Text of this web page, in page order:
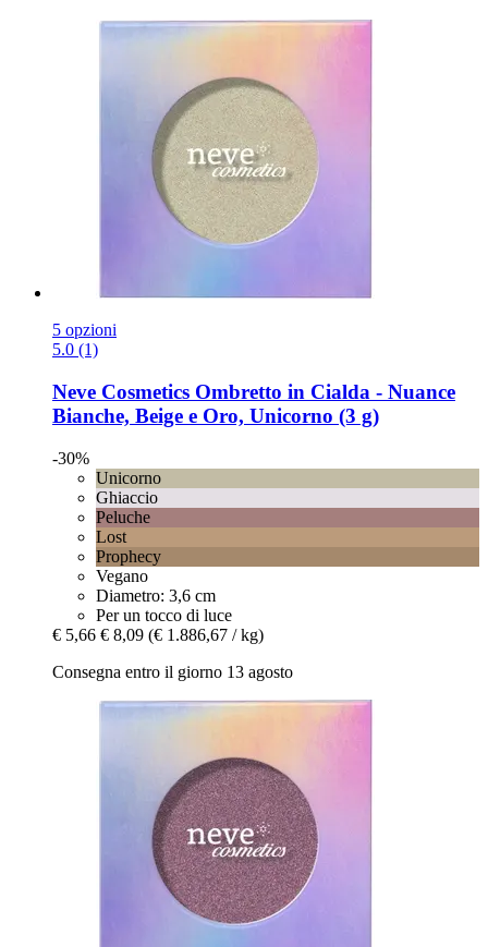
5 opzioni
5.0 (1)
Neve Cosmetics Ombretto in Cialda -​ Nuance
Bianche, Beige e Oro, Unicorno (3 g)
-30%
Unicorno
Ghiaccio
Peluche
Lost
Prophecy
Vegano
Diametro: 3,6 cm
Per un tocco di luce
€ 5,66 € 8,09 (€ 1.886,67 / kg)
Consegna entro il giorno 13 agosto